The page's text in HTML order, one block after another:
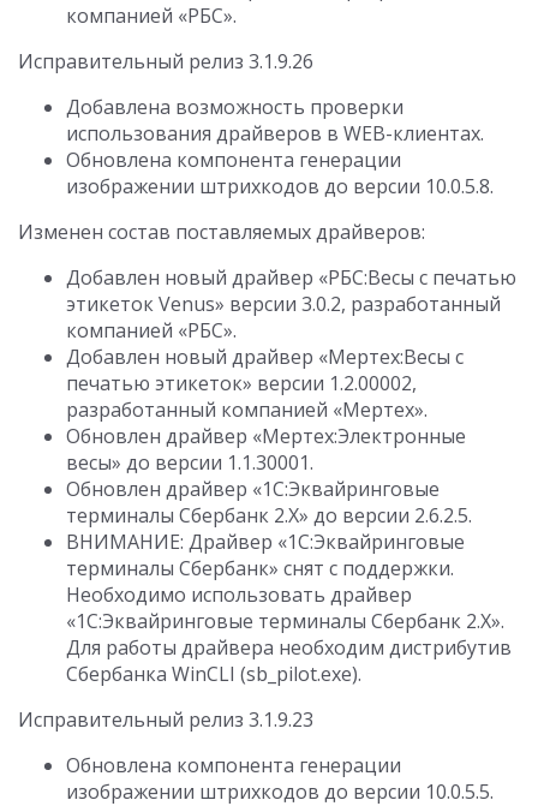
компанией «РБС».
Исправительный релиз 3.1.9.26
Добавлена возможность проверки
использования драйверов в WEB-клиентах.
Обновлена компонента генерации
изображении штрихкодов до версии 10.0.5.8.
Изменен состав поставляемых драйверов:
Добавлен новый драйвер «РБС:Весы c печатью
этикеток Venus» версии 3.0.2, разработанный
компанией «РБС».
Добавлен новый драйвер «Мертех:Весы с
печатью этикеток» версии 1.2.00002,
разработанный компанией «Мертех».
Обновлен драйвер «Мертех:Электронные
весы» до версии 1.1.30001.
Обновлен драйвер «1С:Эквайринговые
терминалы Сбербанк 2.Х» до версии 2.6.2.5.
ВНИМАНИЕ: Драйвер «1С:Эквайринговые
терминалы Сбербанк» снят с поддержки.
Необходимо использовать драйвер
«1С:Эквайринговые терминалы Сбербанк 2.Х».
Для работы драйвера необходим дистрибутив
Сбербанка WinCLI (sb_pilot.exe).
Исправительный релиз 3.1.9.23
Обновлена компонента генерации
изображении штрихкодов до версии 10.0.5.5.